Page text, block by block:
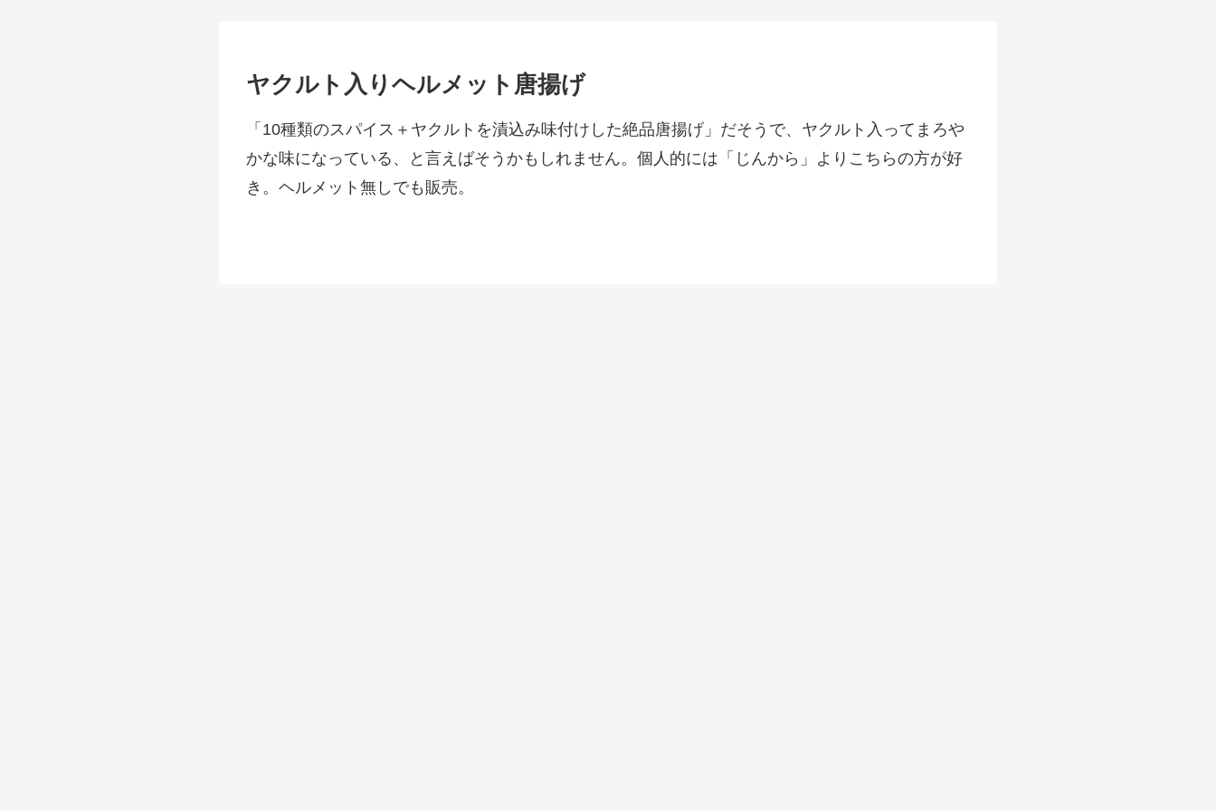
ヤクルト入りヘルメット唐揚げ
「10種類のスパイス＋ヤクルトを漬込み味付けした絶品唐揚げ」だそうで、ヤクルト入ってまろや
かな味になっている、と言えばそうかもしれません。個人的には「じんから」よりこちらの方が好
き。ヘルメット無しでも販売。